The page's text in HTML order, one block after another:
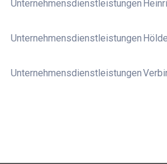
Unternehmensdienstleistungen
Unternehmensdienstleistungen
Unternehmensdienstleistungen